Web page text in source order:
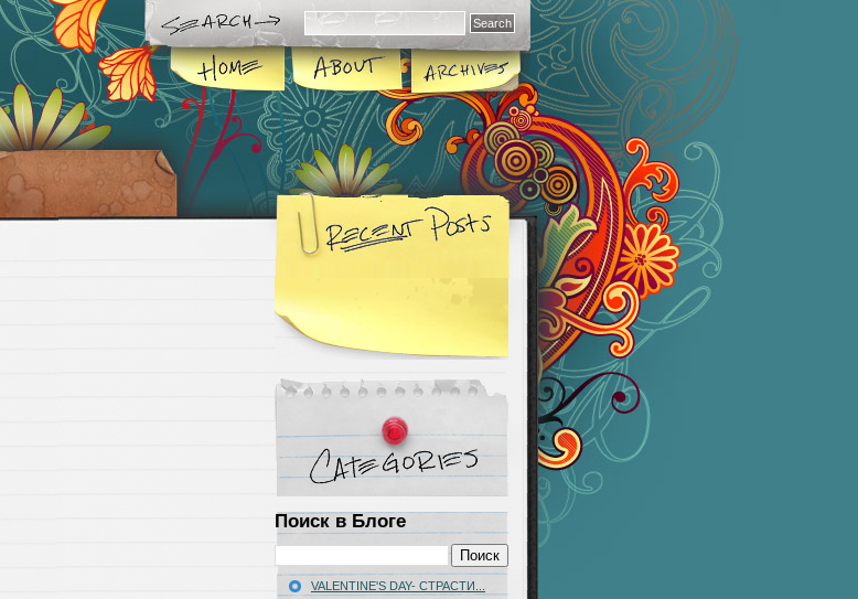
Поиск в Блоге
VALENTINE'S DAY- СТРАСТИ...